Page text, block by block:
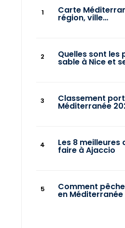
Carte
région, ville…
Quelles sont les
sable à Nice et
Classement
Méditerranée
Les 8
faire à Ajaccio
Comment
en Méditerranée